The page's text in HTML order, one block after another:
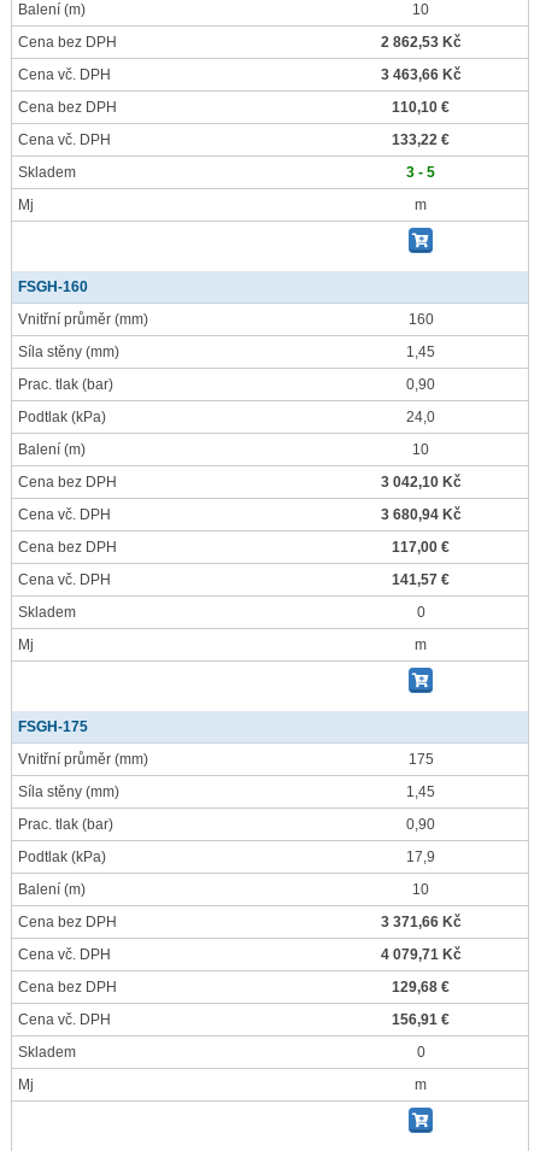
Balení (m)
10
Cena bez DPH
2 862,53 Kč
Cena vč. DPH
3 463,66 Kč
Cena bez DPH
110,10 €
Cena vč. DPH
133,22 €
Skladem
3 - 5
Mj
m
FSGH-160
Vnitřní průměr (mm)
160
Síla stěny (mm)
1,45
Prac. tlak (bar)
0,90
Podtlak (kPa)
24,0
Balení (m)
10
Cena bez DPH
3 042,10 Kč
Cena vč. DPH
3 680,94 Kč
Cena bez DPH
117,00 €
Cena vč. DPH
141,57 €
Skladem
0
Mj
m
FSGH-175
Vnitřní průměr (mm)
175
Síla stěny (mm)
1,45
Prac. tlak (bar)
0,90
Podtlak (kPa)
17,9
Balení (m)
10
Cena bez DPH
3 371,66 Kč
Cena vč. DPH
4 079,71 Kč
Cena bez DPH
129,68 €
Cena vč. DPH
156,91 €
Skladem
0
Mj
m